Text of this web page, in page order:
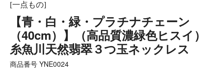
[一点もの]
【青・白・緑・プラチナチェーン
（40cm）】（高品質濃緑色ヒスイ）
糸魚川天然翡翠３つ玉ネックレス
商品番号 YNE0024